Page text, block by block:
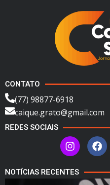
CONTATO
(77) 98877-6918
caique.grato@gmail.com
REDES SOCIAIS
NOTÍCIAS RECENTES